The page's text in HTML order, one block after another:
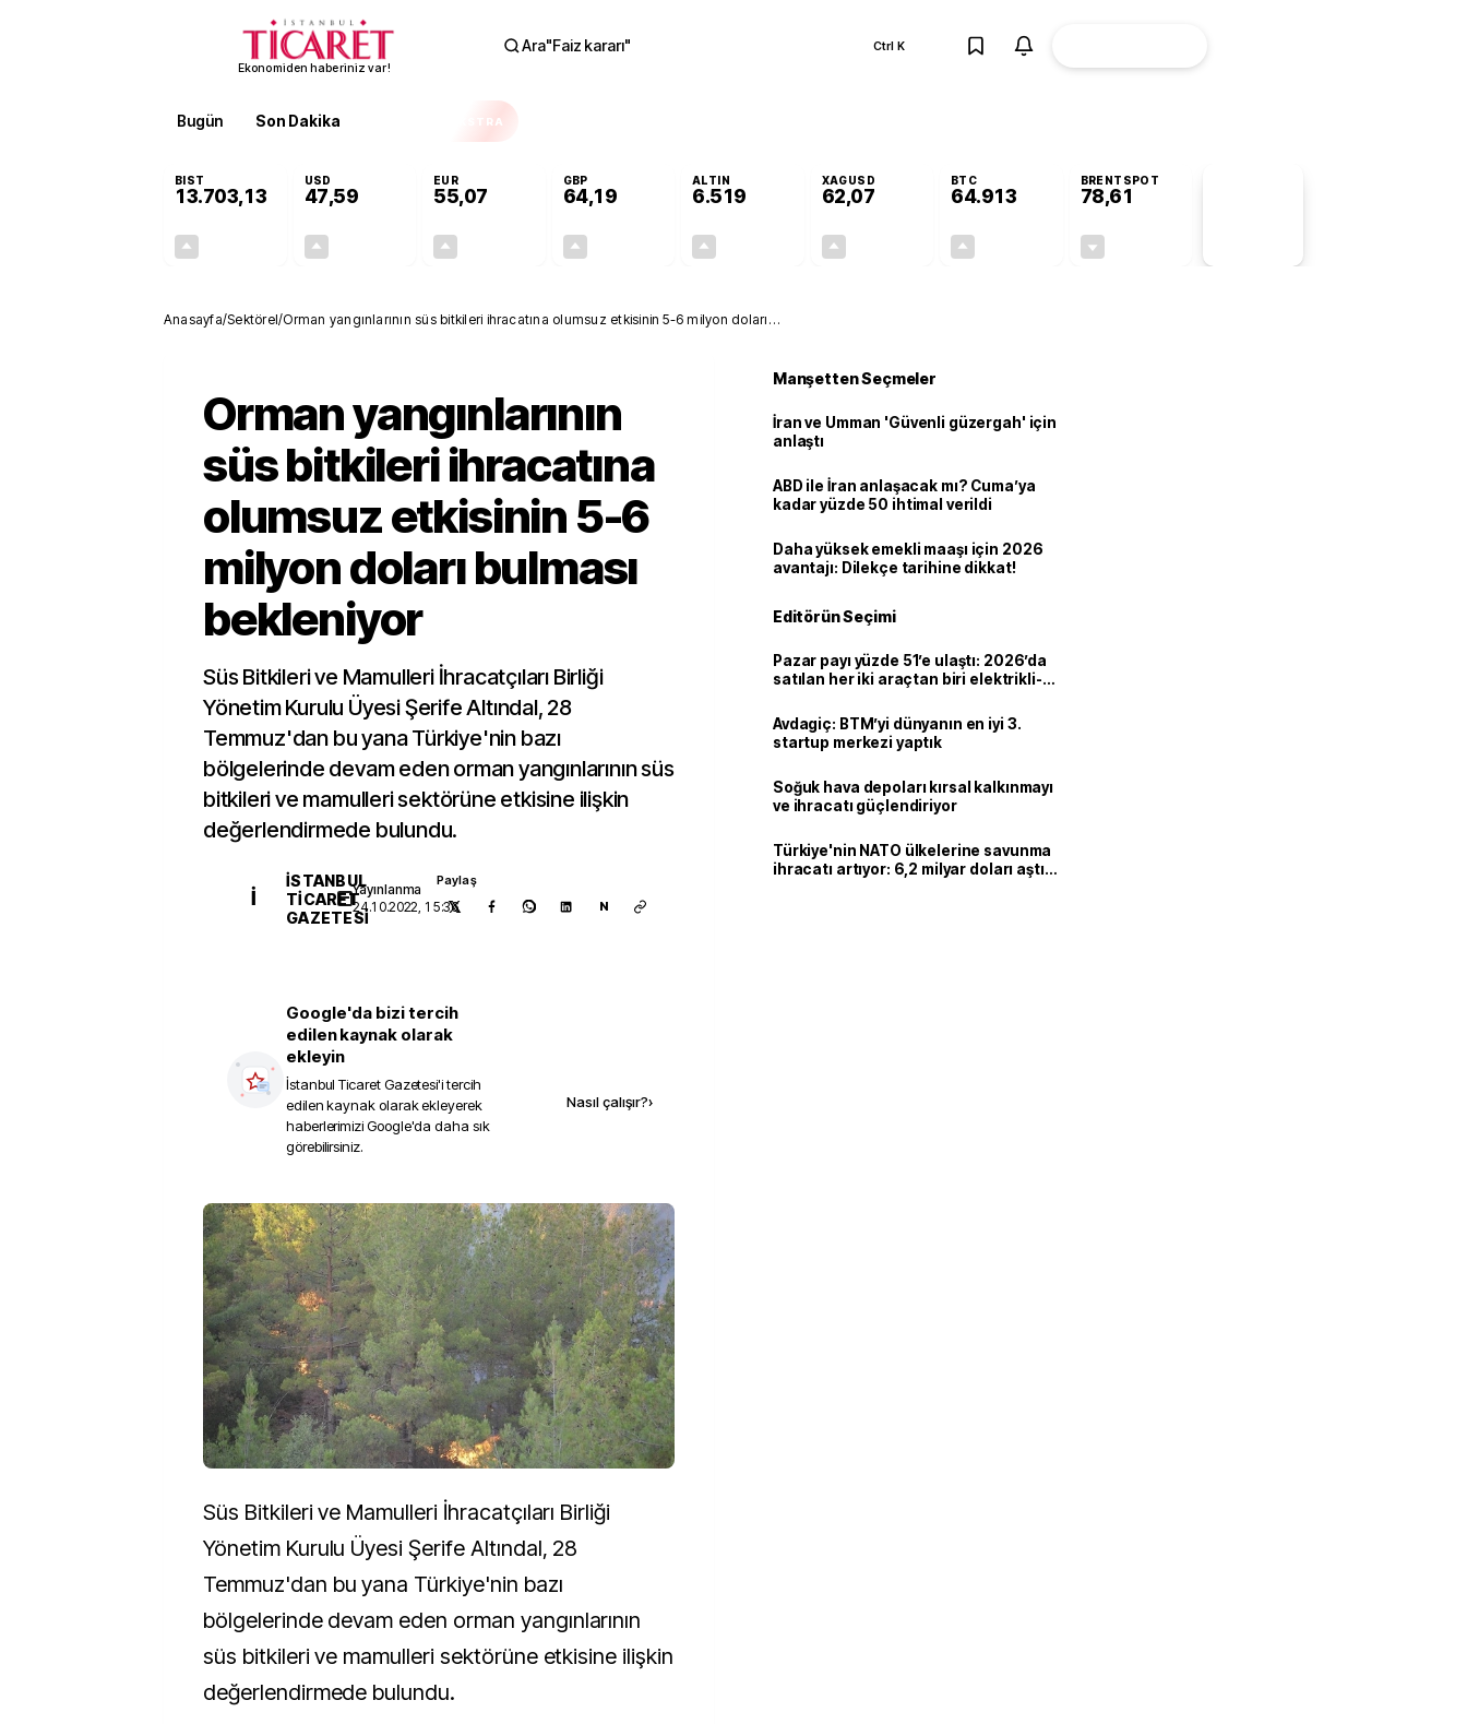
Ekonomiden haberiniz var!
Ara"Faiz kararı" Ctrl K
Bugün Son Dakika EKSTRA
BIST
13.703,13
USD
47,59
EUR
55,07
GBP
64,19
ALTIN
6.519
XAGUSD
62,07
BTC
64.913
BRENTSPOT
78,61
Anasayfa/Sektörel/Orman yangınlarının süs bitkileri ihracatına olumsuz etkisinin 5-6 milyon doları
Orman yangınlarının
süs bitkileri ihracatına
olumsuz etkisinin 5-6
milyon doları bulması
bekleniyor
Süs Bitkileri ve Mamulleri İhracatçıları Birliği
Yönetim Kurulu Üyesi Şerife Altındal, 28
Temmuz'dan bu yana Türkiye'nin bazı
bölgelerinde devam eden orman yangınlarının süs
bitkileri ve mamulleri sektörüne etkisine ilişkin
değerlendirmede bulundu.
İ
İSTANBUL
TICARET
GAZETESI
Yayınlanma
24.10.2022, 15:36
Paylaş
N
Google'da bizi tercih
edilen kaynak olarak
ekleyin
İstanbul Ticaret Gazetesi'i tercih
edilen kaynak olarak ekleyerek
haberlerimizi Google'da daha sık
görebilirsiniz.
Nasıl çalışır?›
Süs Bitkileri ve Mamulleri İhracatçıları Birliği
Yönetim Kurulu Üyesi Şerife Altındal, 28
Temmuz'dan bu yana Türkiye'nin bazı
bölgelerinde devam eden orman yangınlarının
süs bitkileri ve mamulleri sektörüne etkisine ilişkin
değerlendirmede bulundu.
Manşetten Seçmeler
İran ve Umman 'Güvenli güzergah' için
anlaştı
ABD ile İran anlaşacak mı? Cuma’ya
kadar yüzde 50 ihtimal verildi
Daha yüksek emekli maaşı için 2026
avantajı: Dilekçe tarihine dikkat!
Editörün Seçimi
Pazar payı yüzde 51’e ulaştı: 2026’da
satılan her iki araçtan biri elektrikli-
Avdagiç: BTM’yi dünyanın en iyi 3.
startup merkezi yaptık
Soğuk hava depoları kırsal kalkınmayı
ve ihracatı güçlendiriyor
Türkiye'nin NATO ülkelerine savunma
ihracatı artıyor: 6,2 milyar doları aştı